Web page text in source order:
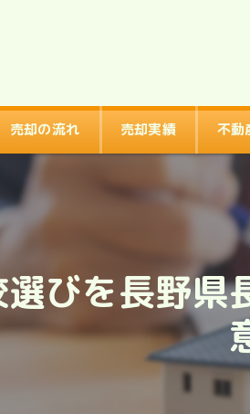
売却の流れ 売却実績 不動
びを長野